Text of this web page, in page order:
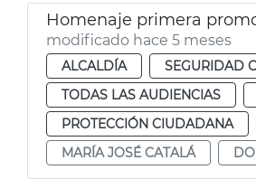
Homenaje primera
modificado hace 5 meses
ALCALDÍA SEGURIDAD
TODAS LAS AUDIENCIAS
PROTECCIÓN CIUDADANA
MARÍA JOSÉ CATALÁ